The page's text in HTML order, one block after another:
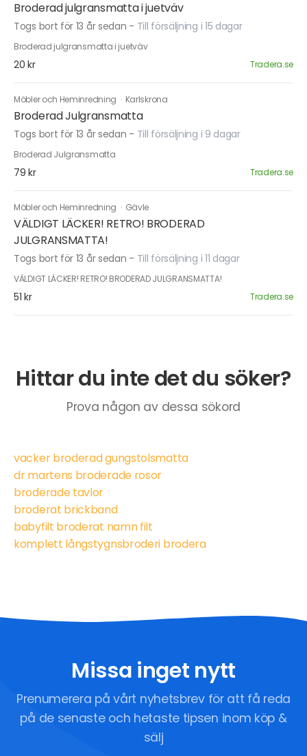
Broderad julgransmatta i juetväv
Togs bort för 13 år sedan - Till försäljning i 15 dagar
Broderad julgransmatta i juetväv
20 kr Tradera.se
Möbler och Heminredning · Karlskrona
Broderad Julgransmatta
Togs bort för 13 år sedan - Till försäljning i 9 dagar
Broderad Julgransmatta
79 kr Tradera.se
Möbler och Heminredning · Gävle
VÄLDIGT LÄCKER! RETRO! BRODERAD
JULGRANSMATTA!
Togs bort för 13 år sedan - Till försäljning i 11 dagar
VÄLDIGT LÄCKER! RETRO! BRODERAD JULGRANSMATTA!
51 kr Tradera.se
Hittar du inte det du söker?
Prova någon av dessa sökord
vacker broderad gungstolsmatta
dr martens broderade rosor
broderade tavlor
broderat brickband
babyfilt broderat namn filt
komplett långstygnsbroderi brodera
Missa inget nytt
Prenumerera på vårt nyhetsbrev för att få reda
på de senaste och hetaste tipsen inom köp &
sälj